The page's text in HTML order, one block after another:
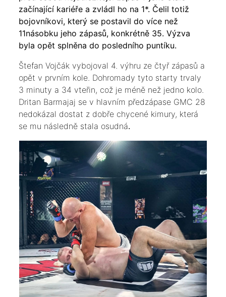
začínající kariéře a zvládl ho na 1*. Čelil totiž
bojovníkovi, který se postavil do více než
11násobku jeho zápasů, konkrétně 35. Výzva
byla opět splněna do posledního puntíku.
Štefan Vojčák vybojoval 4. výhru ze čtyř zápasů a
opět v prvním kole. Dohromady tyto starty trvaly
3 minuty a 34 vteřin, což je méně než jedno kolo.
Dritan Barmajaj se v hlavním předzápase GMC 28
nedokázal dostat z dobře chycené kimury, která
se mu následně stala osudná.